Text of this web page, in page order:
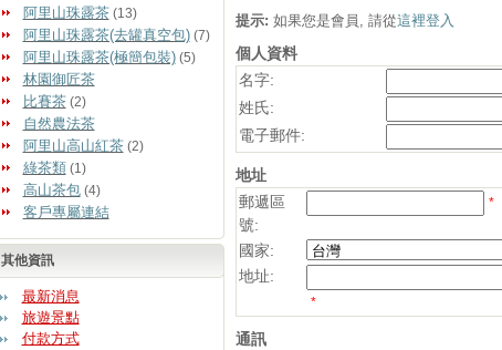
阿里山珠露茶(13)
阿里山珠露茶(去罐真空包)(7)
阿里山珠露茶(極簡包裝)(5)
林園御匠茶
比賽茶(2)
自然農法茶
阿里山高山紅茶(2)
綠茶類 (1)
高山茶包(4)
客戶專屬連結
其他資訊
最新消息
旅遊景點
付款方式
提示: 如果您是會員, 請從這裡登入
個人資料
名字:
姓氏:
電子郵件:
地址
郵遞區
號:
*
國家:
地址:
*
通訊